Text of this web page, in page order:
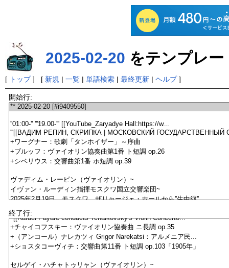
2025-02-20 をテンプレ
[ トップ] [ 新規 | 一覧 | 単語検索 | 最終更新 | ヘルプ]
開始行:
終了行: